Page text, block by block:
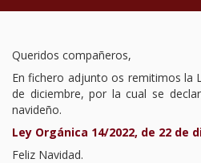
TURNO
Queridos compañeros,
En fichero adjunto os remitimos la
de diciembre, por la cual se
navideño.
Ley Orgánica 14/2022, de 22 de
Feliz Navidad.